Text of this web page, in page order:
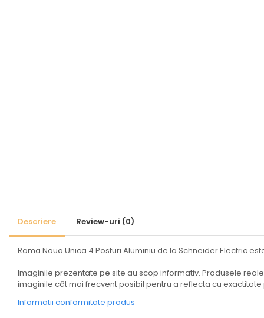
Senzori
Paratrasnet și Protecție la Trăsnet
Catarge
Montaj Lateral Catarg
Descriere Review-uri (0)
Rama Noua Unica 4 Posturi Aluminiu de la Schneider Electric
Imaginile prezentate pe site au scop informativ. Produsele
imaginile cât mai frecvent posibil pentru a reflecta cu
Informatii conformitate produs